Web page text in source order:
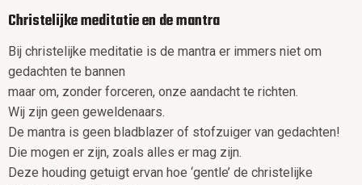
Christelijke meditatie en de mantra
Bij christelijke meditatie is de mantra er immers niet om
gedachten te bannen
maar om, zonder forceren, onze aandacht te richten.
Wij zijn geen geweldenaars.
De mantra is geen bladblazer of stofzuiger van gedachten!
Die mogen er zijn, zoals alles er mag zijn.
Deze houding getuigt ervan hoe ‘gentle’ de christelijke